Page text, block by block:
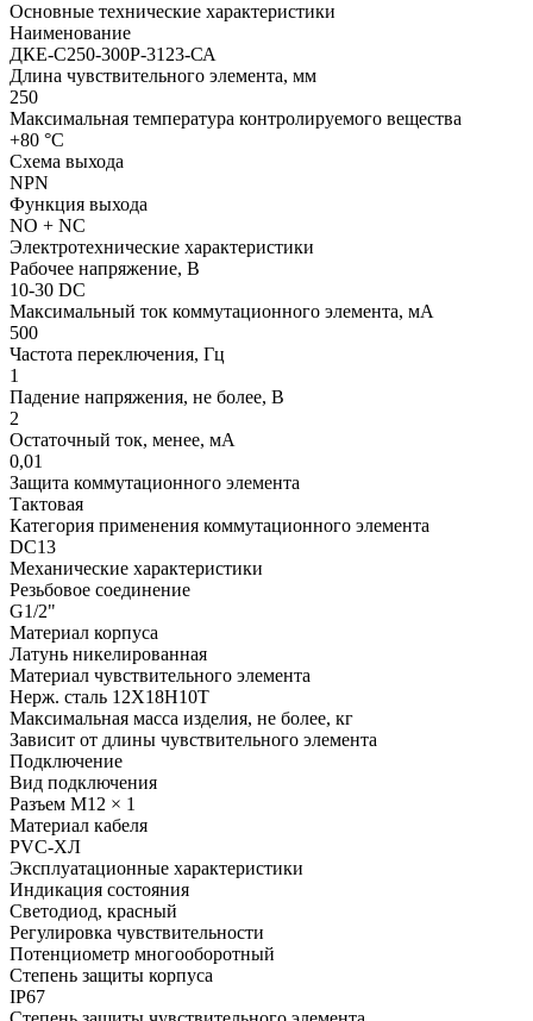
Основные технические характеристики
Наименование
ДКЕ-С250-300Р-3123-СА
Длина чувствительного элемента, мм
250
Максимальная температура контролируемого вещества
+80 °С
Схема выхода
NPN
Функция выхода
NO + NC
Электротехнические характеристики
Рабочее напряжение, В
10-30 DC
Максимальный ток коммутационного элемента, мА
500
Частота переключения, Гц
1
Падение напряжения, не более, В
2
Остаточный ток, менее, мА
0,01
Защита коммутационного элемента
Тактовая
Категория применения коммутационного элемента
DC13
Механические характеристики
Резьбовое соединение
G1/2"
Материал корпуса
Латунь никелированная
Материал чувствительного элемента
Нерж. сталь 12Х18Н10Т
Максимальная масса изделия, не более, кг
Зависит от длины чувствительного элемента
Подключение
Вид подключения
Разъем M12 × 1
Материал кабеля
PVC-ХЛ
Эксплуатационные характеристики
Индикация состояния
Светодиод, красный
Регулировка чувствительности
Потенциометр многооборотный
Степень защиты корпуса
IP67